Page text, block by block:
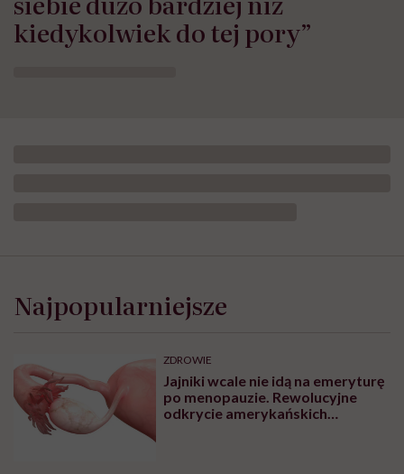
kiedykolwiek do tej pory”
Najpopularniejsze
ZDROWIE
Jajniki wcale nie idą na emeryturę
po menopauzie. Rewolucyjne
odkrycie amerykańskich